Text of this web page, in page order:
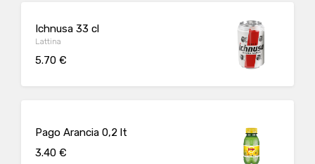
Ichnusa 33 cl
Lattina
5.70 €
Pago Arancia 0,2 lt
3.40 €